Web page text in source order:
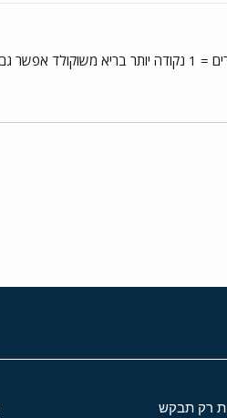
רק תבקש